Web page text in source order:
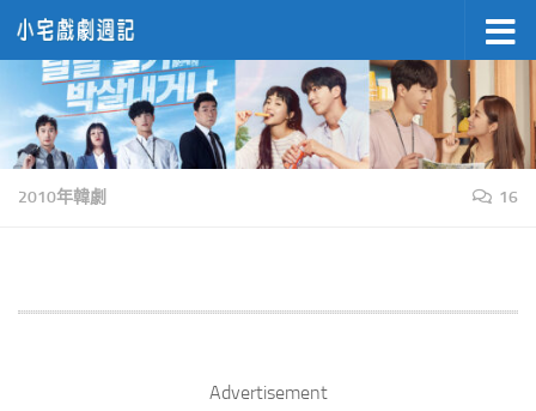
Skip to content
2010年韓劇 16
Advertisement